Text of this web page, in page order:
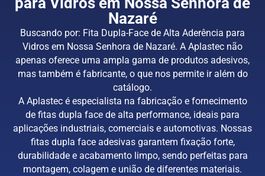
Nazaré
Buscando por: Fita Dupla-Face de Alta Aderência para
Vidros em Nossa Senhora de Nazaré. A Aplastec não
apenas oferece uma ampla gama de produtos adesivos,
mas também é fabricante, o que nos permite ir além do
catálogo.
A Aplastec é especialista na fabricação e fornecimento
de fitas dupla face de alta performance, ideais para
aplicações industriais, comerciais e automotivas. Nossas
fitas dupla face adesivas garantem fixação forte,
durabilidade e acabamento limpo, sendo perfeitas para
montagem, colagem e união de diferentes materiais.